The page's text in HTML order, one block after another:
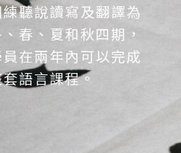
聽說讀寫及翻譯為
春、夏和秋四期，
在兩年內可以完成
語言課程。